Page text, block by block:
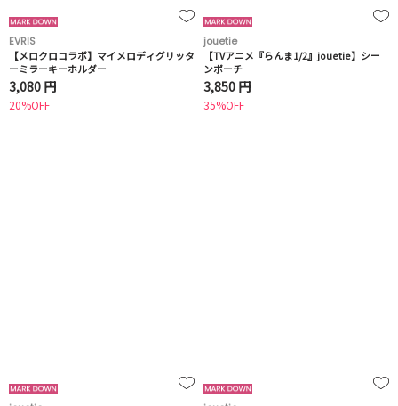
EVRIS
【メロクロコラボ】マイメロディグリッタ
ーミラーキーホルダー
3,080 円
20%OFF
jouetie
【TVアニメ『らんま1/2』jouetie】シー
ンポーチ
3,850 円
35%OFF